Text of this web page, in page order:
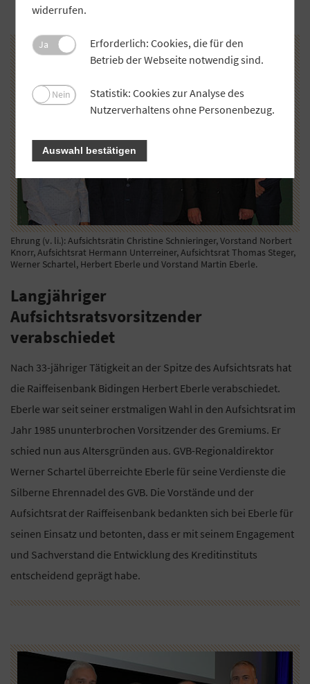
Ehrung (v. li.): Aufsichtsrätin Christine Schnieringer, Vorstand Norbert
Knorr, Aufsichtsrat Hermann Unterreiner, Aufsichtsrat Thomas Steger,
Werner Schartel, Herbert Eberle und Vorstand Martin Eberle.
Langjähriger
Aufsichtsratsvorsitzender
verabschiedet
Nach 33-jähriger Tätigkeit an der Spitze des Aufsichtsrats hat
die Raiffeisenbank Bidingen Herbert Eberle verabschiedet.
Eberle war seit seiner erstmaligen Wahl in den Aufsichtsrat im
Jahr 1985 ununterbrochen Vorsitzender des Gremiums. Er
schied nun aus Altersgründen aus. GVB-Regionaldirektor
Werner Schartel überreichte Eberle für seine Verdienste die
Silberne Ehrennadel des GVB. Die Vorstände und der
Aufsichtsrat der Raiffeisenbank bedankten sich bei Eberle für
seinen Einsatz und betonten, dass er mit seinem Engagement
und Sachverstand die Entwicklung des Kreditinstituts
entscheidend geprägt habe.
widerrufen.
Ja
Erforderlich: Cookies, die für den
Betrieb der Webseite notwendig sind.
Nein
Statistik: Cookies zur Analyse des
Nutzerverhaltens ohne Personenbezug.
Auswahl bestätigen